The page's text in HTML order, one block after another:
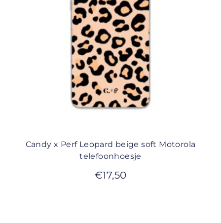
Candy x Perf Leopard beige soft Motorola
telefoonhoesje
€17,50